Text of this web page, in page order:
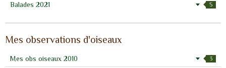
Balades 2021 5
Mes observations d'oiseaux
Mes obs oiseaux 2010 3